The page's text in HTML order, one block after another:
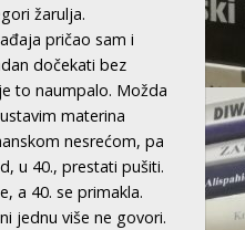
žarulja.
pričao sam i
dočekati bez
to naumpalo. Možda
materina
nesrećom, pa
u 40., prestati pušiti.
a 40. se primakla.
jednu više ne govori.